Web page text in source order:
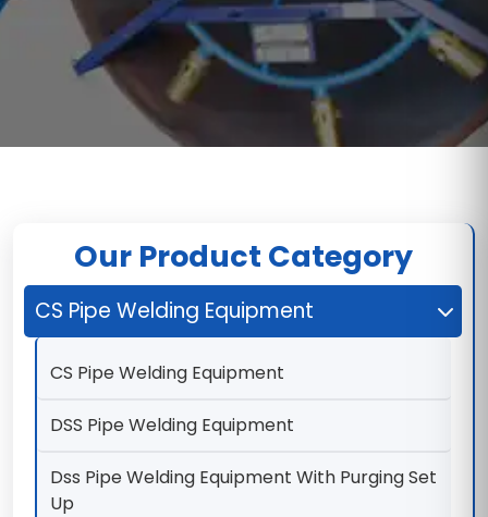
Our Product Category
CS Pipe Welding Equipment
CS Pipe Welding Equipment
DSS Pipe Welding Equipment
Dss Pipe Welding Equipment With Purging Set
Up